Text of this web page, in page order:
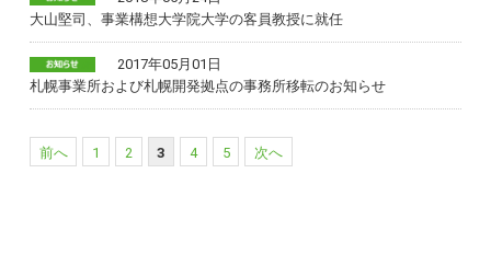
大山堅司、事業構想大学院大学の客員教授に就任
2017年05月01日
札幌事業所および札幌開発拠点の事務所移転のお知らせ
前へ 1 2 3 4 5 次へ